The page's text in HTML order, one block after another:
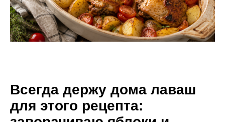
Всегда держу дома лаваш
для этого рецепта: